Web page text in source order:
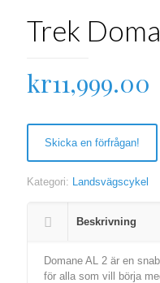
Trek
kr11,999.00
Skicka en förfrågan!
Kategori: Landsvägscykel
Beskrivning
Domane AL 2 är en
för alla som vill börja